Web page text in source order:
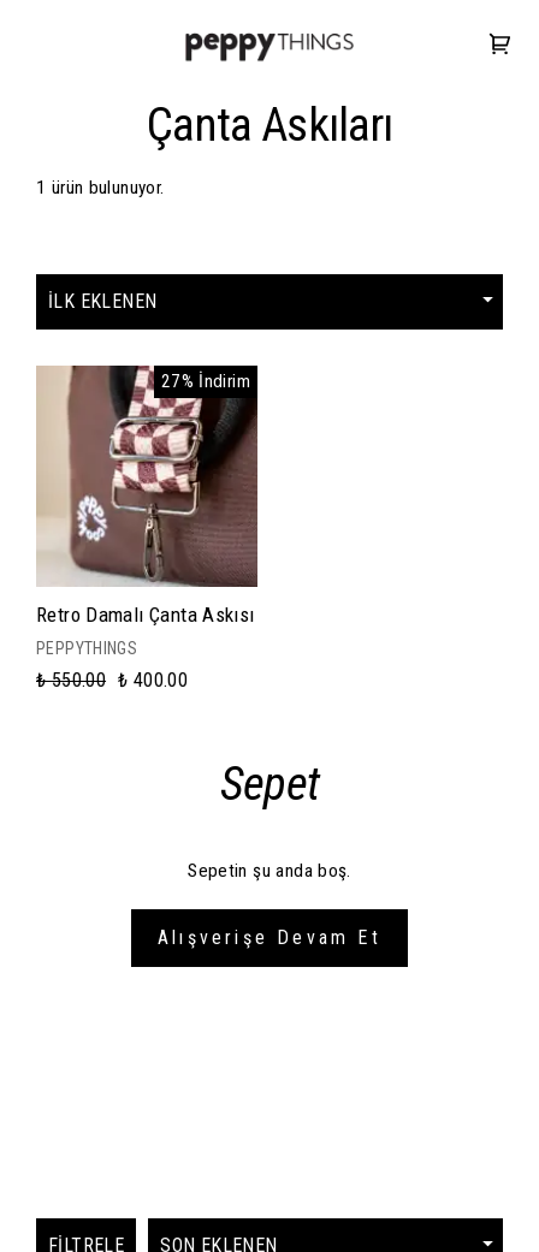
Çanta Askıları
1 ürün bulunuyor.
27% İndirim
Retro Damalı Çanta Askısı
PEPPYTHINGS
₺ 550.00 ₺ 400.00
Sepet
Sepetin şu anda boş.
Alışverişe Devam Et
FILTRELE